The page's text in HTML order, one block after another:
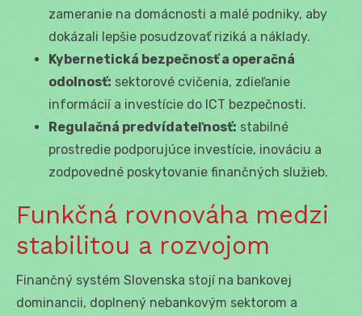
zameranie na domácnosti a malé podniky, aby
dokázali lepšie posudzovať riziká a náklady.
Kybernetická bezpečnosť a operačná
odolnosť: sektorové cvičenia, zdieľanie
informácií a investície do ICT bezpečnosti.
Regulačná predvídateľnosť: stabilné
prostredie podporujúce investície, inováciu a
zodpovedné poskytovanie finančných služieb.
Funkčná rovnováha medzi
stabilitou a rozvojom
Finančný systém Slovenska stojí na bankovej
dominancii, doplnený nebankovým sektorom a